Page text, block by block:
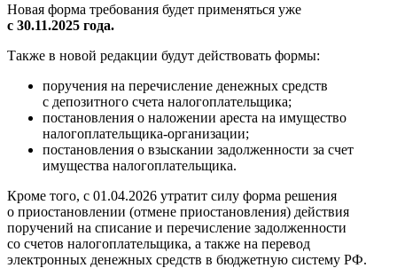
Новая форма требования будет применяться уже
с 30.11.2025 года.
Также в новой редакции будут действовать формы:
поручения на перечисление денежных средств
с депозитного счета налогоплательщика;
постановления о наложении ареста на имущество
налогоплательщика-организации;
постановления о взыскании задолженности за счет
имущества налогоплательщика.
Кроме того, с 01.04.2026 утратит силу форма решения
о приостановлении (отмене приостановления) действия
поручений на списание и перечисление задолженности
со счетов налогоплательщика, а также на перевод
электронных денежных средств в бюджетную систему РФ.